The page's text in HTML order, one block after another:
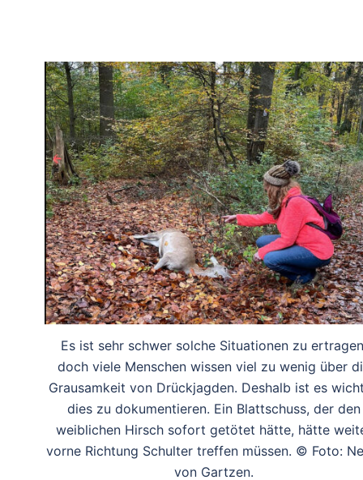
Es ist sehr schwer solche Situationen zu
doch viele Menschen wissen viel zu wenig über
Grausamkeit von Drückjagden. Deshalb ist es
dies zu dokumentieren. Ein Blattschuss, der den
weiblichen Hirsch sofort getötet hätte, hätte
vorne Richtung Schulter treffen müssen. © Foto:
von Gartzen.